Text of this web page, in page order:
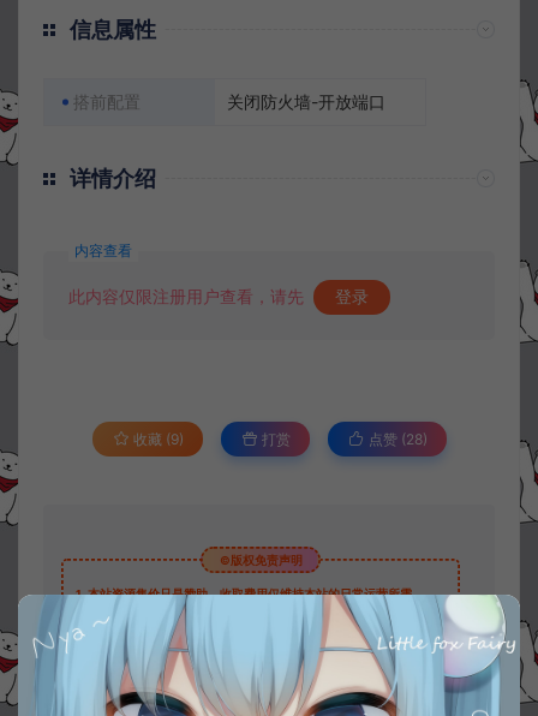
信息属性
搭前配置 关闭防火墙-开放端口
详情介绍
内容查看
此内容仅限注册用户查看，请先 登录
收藏 (9) 打赏 点赞 (28)
©版权免责声明
1.本站资源售价只是赞助，收取费用仅维持本站的日常运营所需。
若您需要商业运营或用于其他商业活动，请您购买正版授权并合法
使用。
如果本站有侵犯、不妥之处的资源，请在网站右边客服联系我们。
将会第一时间解决！
本站提供的所有资源仅供参考学习使用，不存在任何商业目的与商